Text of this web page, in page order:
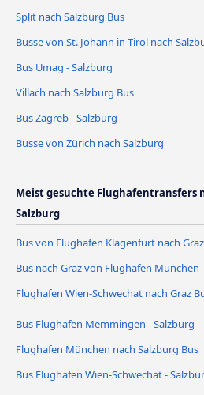
Split nach Salzburg Bus
Busse von St. Johann in Tirol nach
Bus Umag - Salzburg
Villach nach Salzburg Bus
Bus Zagreb - Salzburg
Busse von Zürich nach Salzburg
Meist gesuchte Flughafentransfers
Salzburg
Bus von Flughafen Klagenfurt nach Graz
Bus nach Graz von Flughafen München
Flughafen Wien-Schwechat nach Graz
Bus Flughafen Memmingen - Salzburg
Flughafen München nach Salzburg Bus
Bus Flughafen Wien-Schwechat -